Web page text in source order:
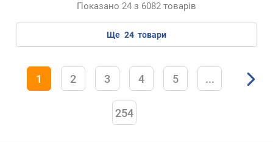
Показано 24 з 6082 товарів
ще 24 товари
1 2 3 4 5 ...
254